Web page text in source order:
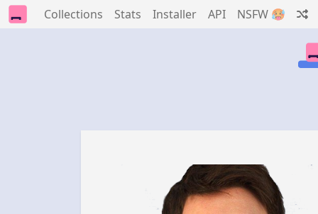
Collections Stats Installer API NSFW 🥵